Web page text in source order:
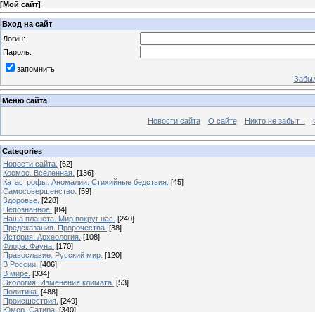
[Мой сайт]
Вход на сайт
Логин:
Пароль:
запомнить
Меню сайта
Новости сайта О сайте Никто не забыт...
Categories
Новости сайта. [62]
Космос. Вселенная. [136]
Катастрофы. Аномалии. Стихийные бедствия. [45]
Самосовершенство. [59]
Здоровье. [228]
Непознанное. [84]
Наша планета. Мир вокруг нас. [240]
Предсказания. Пророчества. [38]
История. Археология. [108]
Флора. Фауна. [170]
Православие. Русский мир. [120]
В России. [406]
В мире. [334]
Экология. Изменения климата. [53]
Политика. [488]
Происшествия. [249]
Юмор. Сатира. [340]